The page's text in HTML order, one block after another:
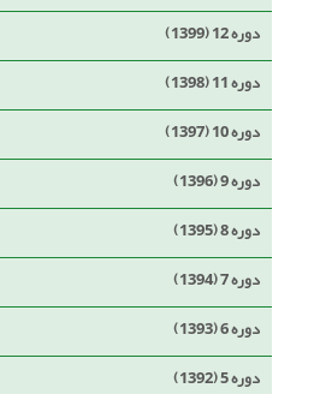
دوره 12 (1399)
دوره 11 (1398)
دوره 10 (1397)
دوره 9 (1396)
دوره 8 (1395)
دوره 7 (1394)
دوره 6 (1393)
دوره 5 (1392)